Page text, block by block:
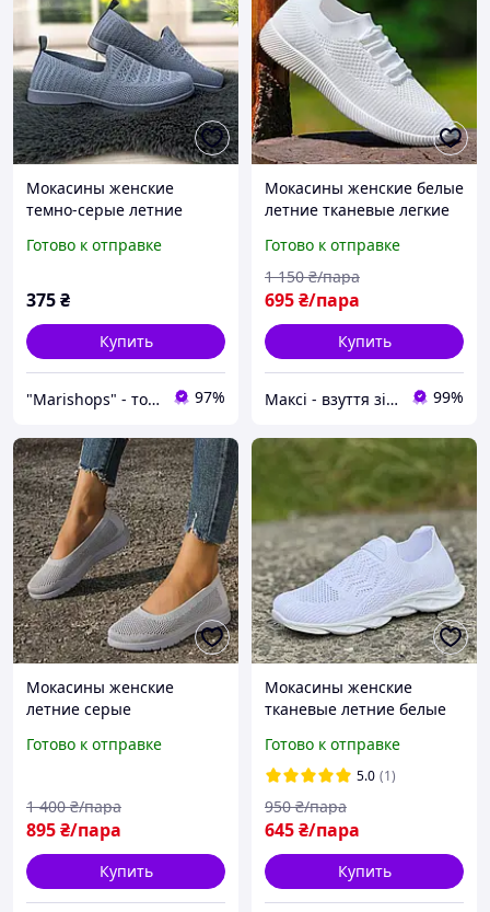
Мокасины женские
темно-серые летние
Gipanis 4118
Готово к отправке
375₴
Купить
"Marishops" - товары для всей семьи. 97%
Мокасины женские белые
летние тканевые легкие
жіночі білі літні кросівки
(Код: М3250)
Готово к отправке
695₴/пара
1 150 ₴/пара
Купить
Максі - взуття зі знижками! 99%
Мокасины женские
летние серые
жіночі літні сірі
М3553МК)
Готово к отправке
895₴/пара
1 400 ₴/пара
Купить
Мокасины женские
тканевые летние белые
жіночі тканинні літні білі
сліпони (Код: М3418)
Готово к отправке
5.0 (1)
645₴/пара
950 ₴/пара
Купить